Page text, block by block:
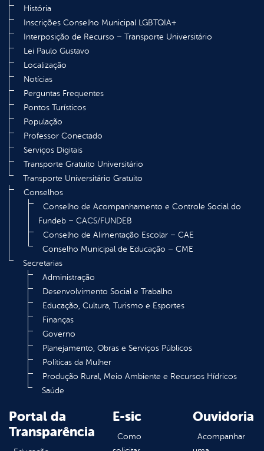
História
Inscrições Conselho Municipal LGBTQIA+
Interposição de Recurso – Transporte Universitário
Lei Paulo Gustavo
Localização
Notícias
Perguntas Frequentes
Pontos Turísticos
População
Professor Conectado
Serviços Digitais
Transporte Gratuito Universitário
Transporte Universitário Gratuito
Conselhos
Conselho de Acompanhamento e Controle Social do
Fundeb – CACS/FUNDEB
Conselho de Alimentação Escolar – CAE
Conselho Municipal de Educação – CME
Secretarias
Administração
Desenvolvimento Social e Trabalho
Educação, Cultura, Turismo e Esportes
Finanças
Governo
Planejamento, Obras e Serviços Públicos
Políticas da Mulher
Produção Rural, Meio Ambiente e Recursos Hídricos
Saúde
Portal da
Transparência
E-sic
Como
Ouvidoria
Acompanhar